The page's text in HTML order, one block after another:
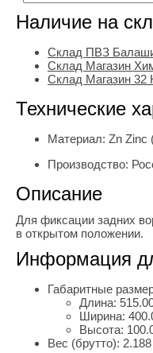
Наличие на
Склад ПВЗ
Склад Магазин
Склад Магазин
Технические
Материал: Zn Zinc
Производство:
Описание
Для фиксации задних
в открытом положении.
Информация
Габаритные
Длина:
Ширина:
Высота:
Вес (брутто): 2.188